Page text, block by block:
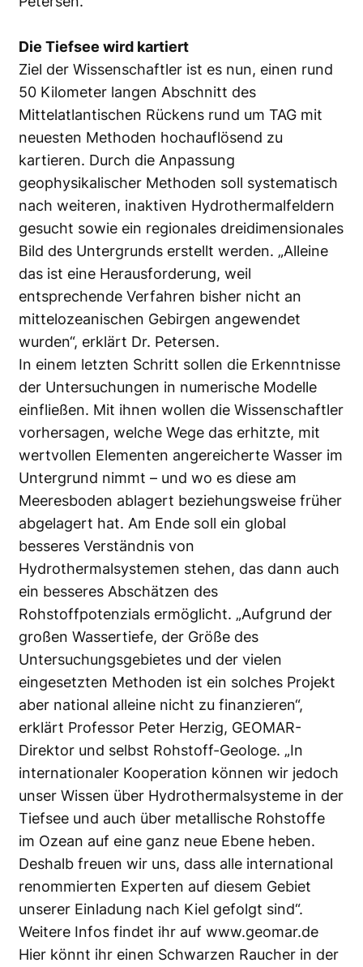
Die Tiefsee wird kartiert
Ziel der Wissenschaftler ist es nun, einen rund
50 Kilometer langen Abschnitt des
Mittelatlantischen Rückens rund um TAG mit
neuesten Methoden hochauflösend zu
kartieren. Durch die Anpassung
geophysikalischer Methoden soll systematisch
nach weiteren, inaktiven Hydrothermalfeldern
gesucht sowie ein regionales dreidimensionales
Bild des Untergrunds erstellt werden. „Alleine
das ist eine Herausforderung, weil
entsprechende Verfahren bisher nicht an
mittelozeanischen Gebirgen angewendet
wurden“, erklärt Dr. Petersen.
In einem letzten Schritt sollen die Erkenntnisse
der Untersuchungen in numerische Modelle
einfließen. Mit ihnen wollen die Wissenschaftler
vorhersagen, welche Wege das erhitzte, mit
wertvollen Elementen angereicherte Wasser im
Untergrund nimmt – und wo es diese am
Meeresboden ablagert beziehungsweise früher
abgelagert hat. Am Ende soll ein global
besseres Verständnis von
Hydrothermalsystemen stehen, das dann auch
ein besseres Abschätzen des
Rohstoffpotenzials ermöglicht. „Aufgrund der
großen Wassertiefe, der Größe des
Untersuchungsgebietes und der vielen
eingesetzten Methoden ist ein solches Projekt
aber national alleine nicht zu finanzieren“,
erklärt Professor Peter Herzig, GEOMAR-
Direktor und selbst Rohstoff-Geologe. „In
internationaler Kooperation können wir jedoch
unser Wissen über Hydrothermalsysteme in der
Tiefsee und auch über metallische Rohstoffe
im Ozean auf eine ganz neue Ebene heben.
Deshalb freuen wir uns, dass alle international
renommierten Experten auf diesem Gebiet
unserer Einladung nach Kiel gefolgt sind“.
Weitere Infos findet ihr auf www.geomar.de
Hier könnt ihr einen Schwarzen Raucher in der